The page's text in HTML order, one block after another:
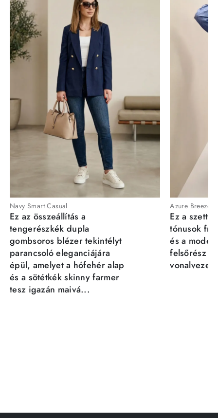
Navy Smart Casual
Ez az összeállítás a
tengerészkék dupla
gombsoros blézer tekintélyt
parancsoló eleganciájára
épül, amelyet a hófehér alap
és a sötétkék skinny farmer
tesz igazán maivá...
Azure Breeze
Ez a szett
tónusok
és a
felsőrész